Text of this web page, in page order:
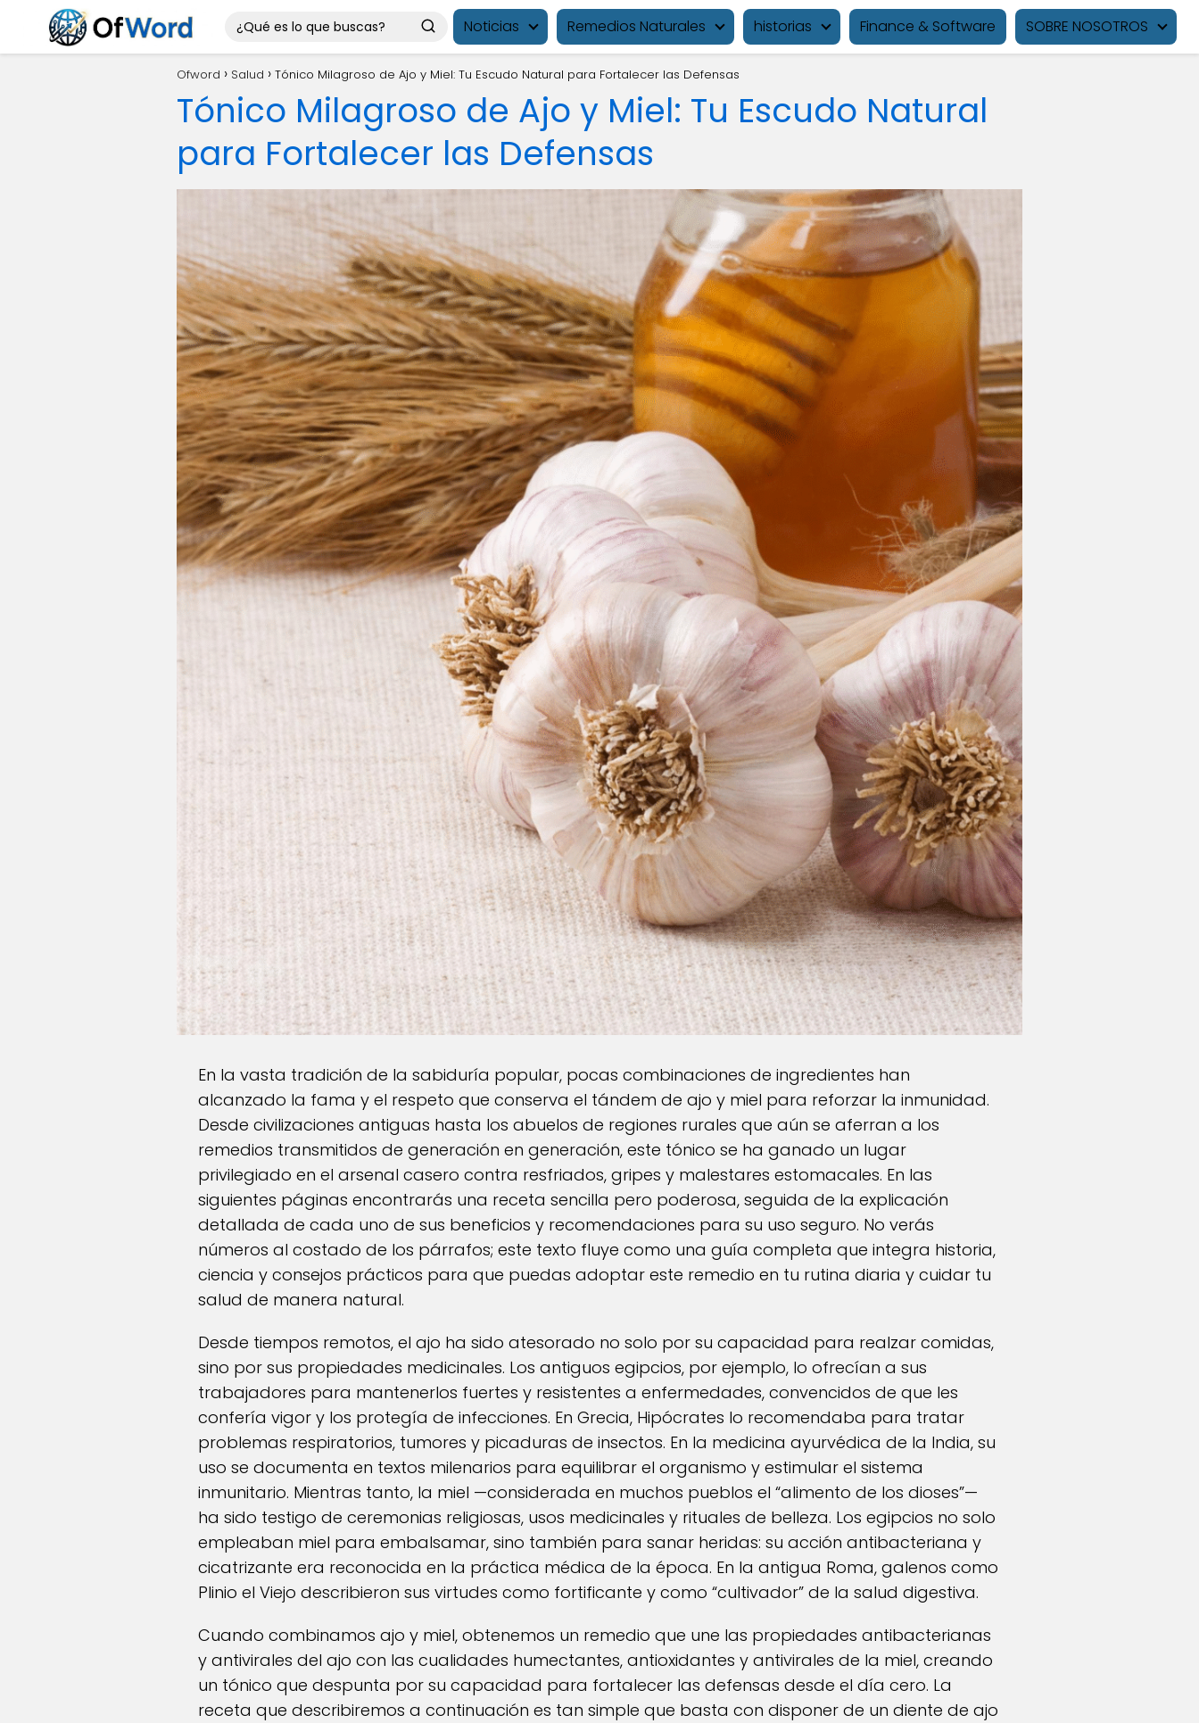
Noticias Remedios Naturales historias Finance & Software SOBRE NOSOTROS
Ofword Salud Tónico Milagroso de Ajo y Miel: Tu Escudo Natural para Fortalecer las Defensas
Tónico Milagroso de Ajo y Miel: Tu Escudo Natural
para Fortalecer las Defensas
En la vasta tradición de la sabiduría popular, pocas combinaciones de ingredientes han
alcanzado la fama y el respeto que conserva el tándem de ajo y miel para reforzar la inmunidad.
Desde civilizaciones antiguas hasta los abuelos de regiones rurales que aún se aferran a los
remedios transmitidos de generación en generación, este tónico se ha ganado un lugar
privilegiado en el arsenal casero contra resfriados, gripes y malestares estomacales. En las
siguientes páginas encontrarás una receta sencilla pero poderosa, seguida de la explicación
detallada de cada uno de sus beneficios y recomendaciones para su uso seguro. No verás
números al costado de los párrafos; este texto fluye como una guía completa que integra historia,
ciencia y consejos prácticos para que puedas adoptar este remedio en tu rutina diaria y cuidar tu
salud de manera natural.
Desde tiempos remotos, el ajo ha sido atesorado no solo por su capacidad para realzar comidas,
sino por sus propiedades medicinales. Los antiguos egipcios, por ejemplo, lo ofrecían a sus
trabajadores para mantenerlos fuertes y resistentes a enfermedades, convencidos de que les
confería vigor y los protegía de infecciones. En Grecia, Hipócrates lo recomendaba para tratar
problemas respiratorios, tumores y picaduras de insectos. En la medicina ayurvédica de la India, su
uso se documenta en textos milenarios para equilibrar el organismo y estimular el sistema
inmunitario. Mientras tanto, la miel —considerada en muchos pueblos el “alimento de los dioses”—
ha sido testigo de ceremonias religiosas, usos medicinales y rituales de belleza. Los egipcios no solo
empleaban miel para embalsamar, sino también para sanar heridas: su acción antibacteriana y
cicatrizante era reconocida en la práctica médica de la época. En la antigua Roma, galenos como
Plinio el Viejo describieron sus virtudes como fortificante y como “cultivador” de la salud digestiva.
Cuando combinamos ajo y miel, obtenemos un remedio que une las propiedades antibacterianas
y antivirales del ajo con las cualidades humectantes, antioxidantes y antivirales de la miel, creando
un tónico que despunta por su capacidad para fortalecer las defensas desde el día cero. La
receta que describiremos a continuación es tan simple que basta con disponer de un diente de ajo